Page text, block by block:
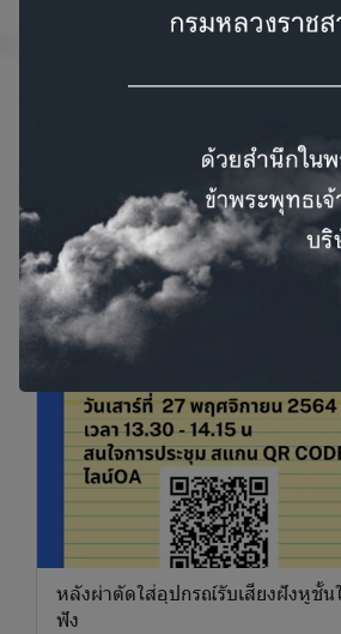
แพทย์ กรุณาปรึกษาแพทย์เพื่อรับการวินิ
บทความที่เกี่ยวข้อง
หลังผ่าตัดใส่อุปกรณ์รับเสียงฝังหูชั้
ฟัง